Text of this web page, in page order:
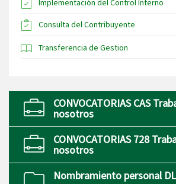
Implementación del Control Interno
Consulta del Contribuyente
Transferencia de Gestion
CONVOCATORIAS CAS
nosotros
CONVOCATORIAS 728
nosotros
Nombramiento personal